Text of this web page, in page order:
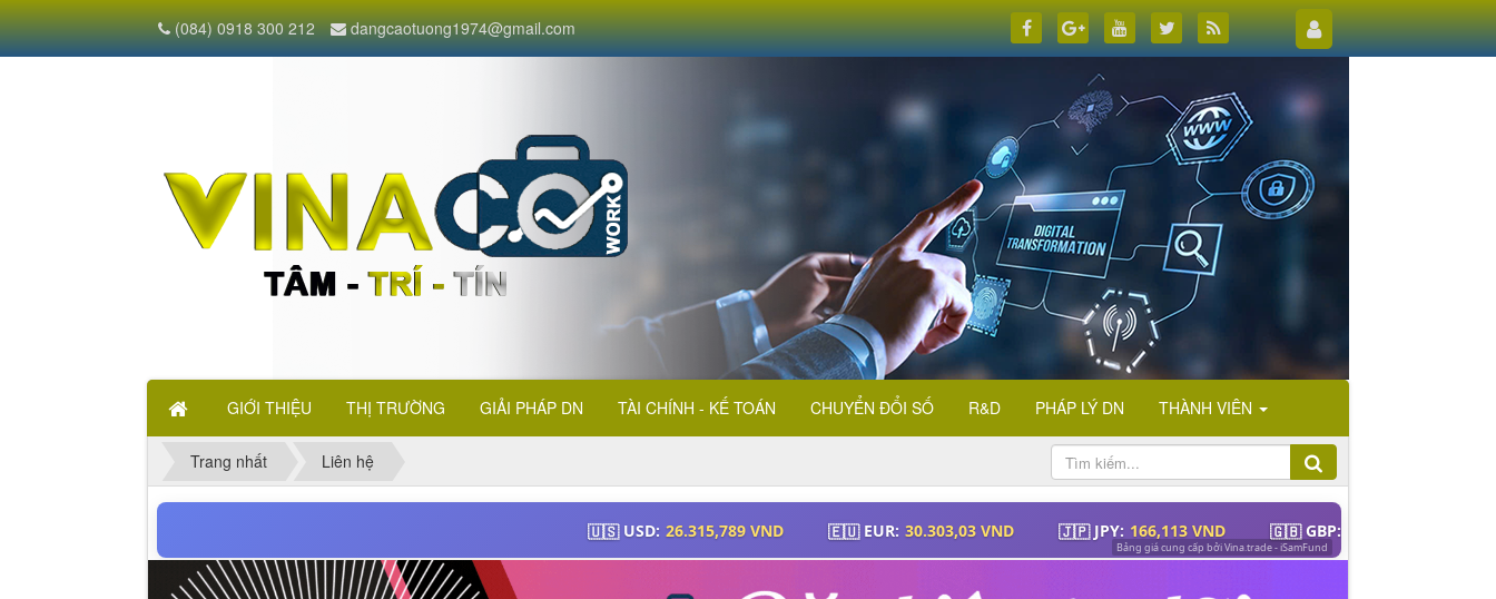
GIỚI THIỆU THỊ TRƯỜNG GIẢI PHÁP DN TÀI CHÍNH - KẾ TOÁN CHUYỂN ĐỔI SỐ R&D PHÁP LÝ DN THÀNH VIÊN
(084) 0918 300 212 dangcaotuong1974@gmail.com
Trang nhất Liên hệ